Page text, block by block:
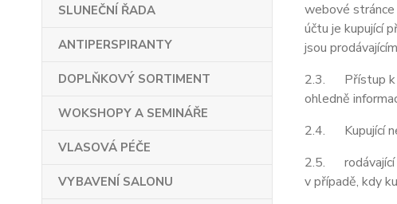
SLUNEČNÍ ŘADA
ANTIPERSPIRANTY
DOPLŇKOVÝ SORTIMENT
WOKSHOPY A SEMINÁŘE
VLASOVÁ PÉČE
VYBAVENÍ SALONU
webové stránce
účtu je kupující
jsou
2.3. Přístup k
ohledně
2.4. Kupující
2.5. rodávající
v případě, kdy